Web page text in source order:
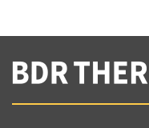
Вы соглашаетесь с